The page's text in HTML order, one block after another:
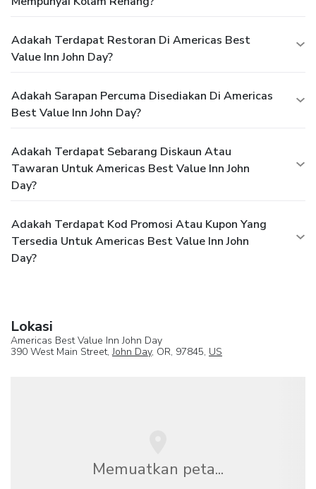
Adakah Terdapat Restoran Di Americas Best
Value Inn John Day?
Adakah Sarapan Percuma Disediakan Di Americas
Best Value Inn John Day?
Adakah Terdapat Sebarang Diskaun Atau
Tawaran Untuk Americas Best Value Inn John
Day?
Adakah Terdapat Kod Promosi Atau Kupon Yang
Tersedia Untuk Americas Best Value Inn John
Day?
Lokasi
Americas Best Value Inn John Day
390 West Main Street,John Day, OR, 97845, US
Memuatkan peta...